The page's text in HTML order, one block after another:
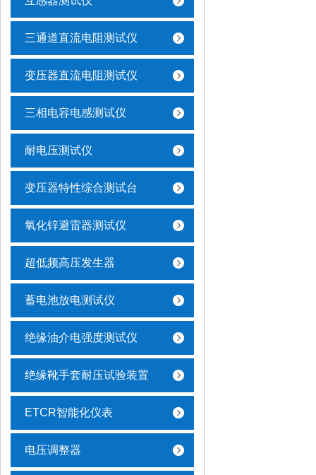
三通道直流电阻测试仪
变压器直流电阻测试仪
三相电容电感测试仪
耐电压测试仪
变压器特性综合测试台
氧化锌避雷器测试仪
超低频高压发生器
蓄电池放电测试仪
绝缘油介电强度测试仪
绝缘靴手套耐压试验装置
ETCR智能化仪表
电压调整器